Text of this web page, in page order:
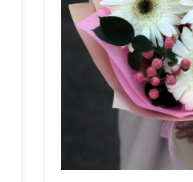
Изящный и